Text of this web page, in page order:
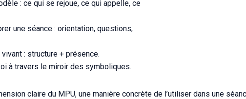
: ce qui se rejoue, ce qui appelle, ce
une séance : orientation, questions,
: structure + présence.
à travers le miroir des symboliques.
claire du MPU, une manière concrète de l’utiliser dans une